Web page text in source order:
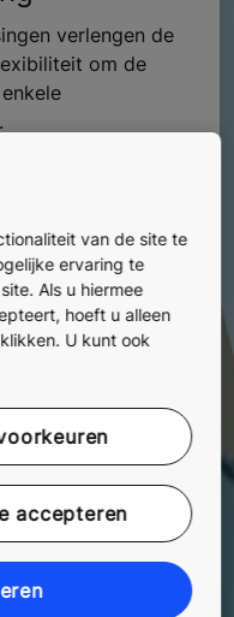
verlengen de
om de
voor
omvat kleine
en compleet
van de site te
ervaring te
Als u hiermee
hoeft u alleen
U kunt ook
accepteren